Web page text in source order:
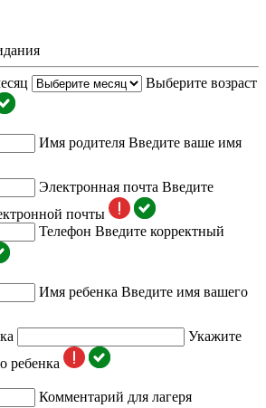
Выберите возраст
Имя родителя Введите ваше имя
Электронная почта Введите
почты
Телефон Введите корректный
Имя ребенка Введите имя вашего
Укажите
ребенка
Комментарий для лагеря